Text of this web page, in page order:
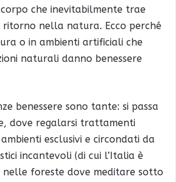
che inevitabilmente trae
ritorno nella natura. Ecco perché
o in ambienti artificiali che
naturali danno benessere
benessere sono tante: si passa
dove regalarsi trattamenti
esclusivi e circondati da
incantevoli (di cui l’Italia è
nelle foreste dove meditare sotto